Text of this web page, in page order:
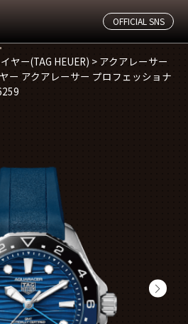
OFFICIAL SNS
ヤー(TAG HEUER) > アクアレーサー
ー アクアレーサー プロフェッショナ